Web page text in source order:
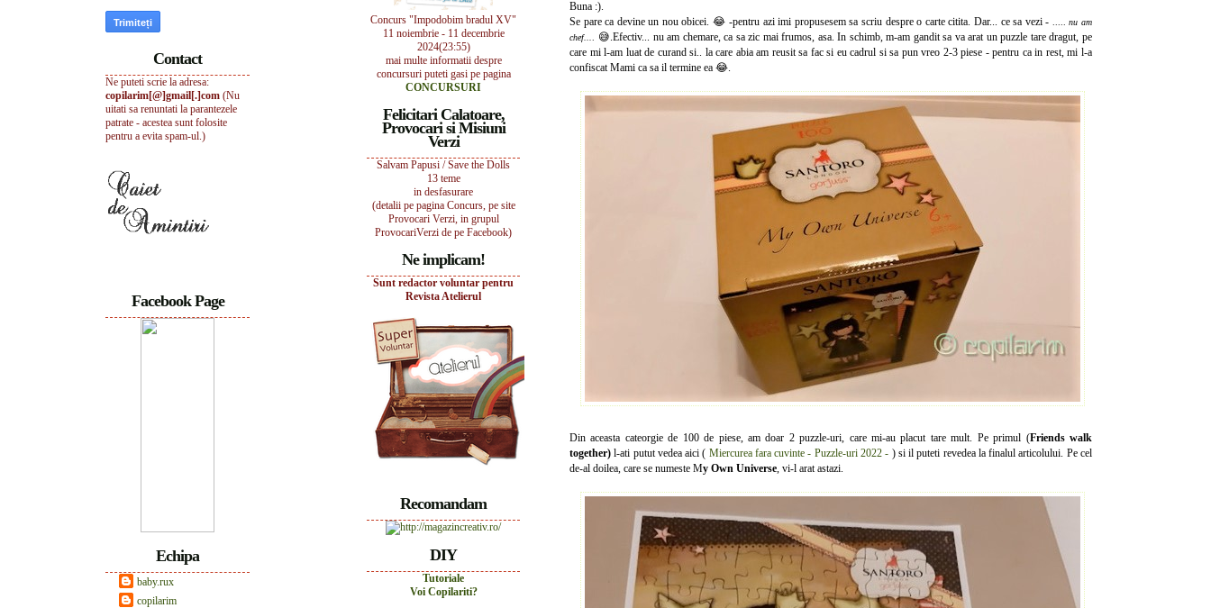
Buna :).
Se pare ca devine un nou obicei. 😂 -pentru azi imi propusesem sa scriu despre o carte citita. Dar... ce sa vezi -
.....nu am
chef...
😅.Efectiv... nu am chemare, ca sa zic mai frumos, asa. In schimb, m-am gandit sa va arat un puzzle tare dragut, pe
care mi l-am luat de curand si.. la care abia am reusit sa fac si eu cadrul si sa pun vreo 2-3 piese - pentru ca in rest, mi l-a
confiscat Mami ca sa il termine ea 😂.
Din aceasta cateorgie de 100 de piese, am doar 2 puzzle-uri, care mi-au placut tare mult. Pe primul (Friends walk
together) l-ati putut vedea aici ( Miercurea fara cuvinte - Puzzle-uri 2022 - ) si il puteti revedea la finalul articolului. Pe cel
de-al doilea, care se numeste My Own Universe, vi-l arat astazi.
Concurs "Impodobim bradul XV"
11 noiembrie - 11 decembrie
2024(23:55)
mai multe informatii despre
concursuri puteti gasi pe pagina
CONCURSURI
Felicitari Calatoare,
Provocari si Misiuni
Verzi
Salvam Papusi / Save the Dolls
13 teme
in desfasurare
(detalii pe pagina Concurs, pe site
Provocari Verzi, in grupul
ProvocariVerzi de pe Facebook)
Ne implicam!
Sunt redactor voluntar pentru
Revista Atelierul
Recomandam
DIY
Tutoriale
Voi Copilariti?
Contact
Ne puteti scrie la adresa:
copilarim[@]gmail[.]com (Nu
uitati sa renuntati la parantezele
patrate - acestea sunt folosite
pentru a evita spam-ul.)
Facebook Page
Echipa
baby.rux
copilarim